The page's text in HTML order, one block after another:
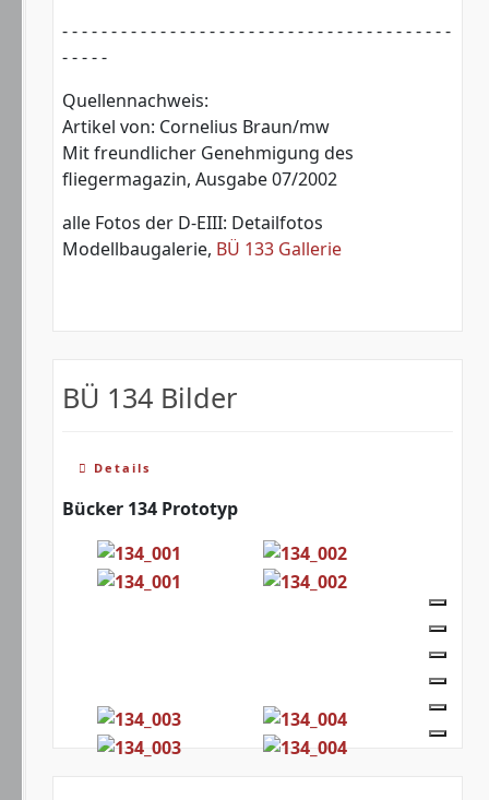
- - - - - - - - - - - - - - - - - - - - - - - - - - - - - - - - - - - - - - - -
- - - - -
Quellennachweis:
Artikel von: Cornelius Braun/mw
Mit freundlicher Genehmigung des
fliegermagazin, Ausgabe 07/2002
alle Fotos der D-EIII: Detailfotos
Modellbaugalerie, BÜ 133 Gallerie
BÜ 134 Bilder
Details
Bücker 134 Prototyp